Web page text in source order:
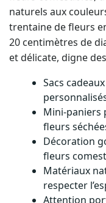
trentaine de fleurs
20 centimètres de
et délicate, digne
Sacs
Mini-paniers
fleurs
Décoration
fleurs
Matériaux
respecter
Attention
sentiment